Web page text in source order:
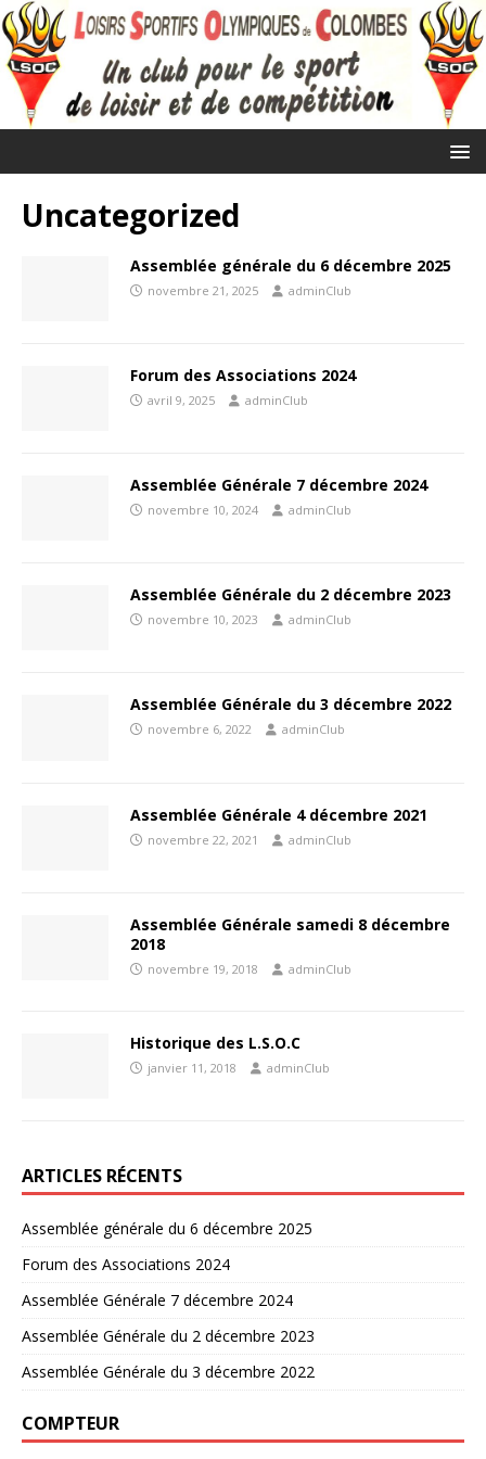
Uncategorized
Assemblée générale du 6 décembre 2025
novembre 21, 2025 adminClub
Forum des Associations 2024
avril 9, 2025 adminClub
Assemblée Générale 7 décembre 2024
novembre 10, 2024 adminClub
Assemblée Générale du 2 décembre 2023
novembre 10, 2023 adminClub
Assemblée Générale du 3 décembre 2022
novembre 6, 2022 adminClub
Assemblée Générale 4 décembre 2021
novembre 22, 2021 adminClub
Assemblée Générale samedi 8 décembre
2018
novembre 19, 2018 adminClub
Historique des L.S.O.C
janvier 11, 2018 adminClub
ARTICLES RÉCENTS
Assemblée générale du 6 décembre 2025
Forum des Associations 2024
Assemblée Générale 7 décembre 2024
Assemblée Générale du 2 décembre 2023
Assemblée Générale du 3 décembre 2022
COMPTEUR